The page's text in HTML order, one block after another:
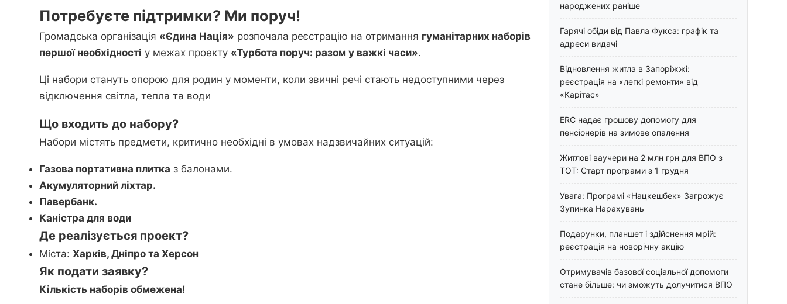
Потребуєте підтримки? Ми поруч!
Громадська організація «Єдина Нація» розпочала реєстрацію на отримання гуманітарних наборів
першої необхідності у межах проекту «Турбота поруч: разом у важкі часи».
Ці набори стануть опорою для родин у моменти, коли звичні речі стають недоступними через
відключення світла, тепла та води
Що входить до набору?
Набори містять предмети, критично необхідні в умовах надзвичайних ситуацій:
Газова портативна плитка з балонами.
Акумуляторний ліхтар.
Павербанк.
Каністра для води
Де реалізується проект?
Міста: Харків, Дніпро та Херсон
Як подати заявку?
Кількість наборів обмежена!
народжених раніше
Гарячі обіди від Павла Фукса: графік та
адреси видачі
Відновлення житла в Запоріжжі:
реєстрація на «легкі ремонти» від
«Карітас»
ERC надає грошову допомогу для
пенсіонерів на зимове опалення
Житлові ваучери на 2 млн грн для ВПО з
ТОТ: Старт програми з 1 грудня
Увага: Програмі «Нацкешбек» Загрожує
Зупинка Нарахувань
Подарунки, планшет і здійснення мрій:
реєстрація на новорічну акцію
Отримувачів базової соціальної допомоги
стане більше: чи зможуть долучитися ВПО